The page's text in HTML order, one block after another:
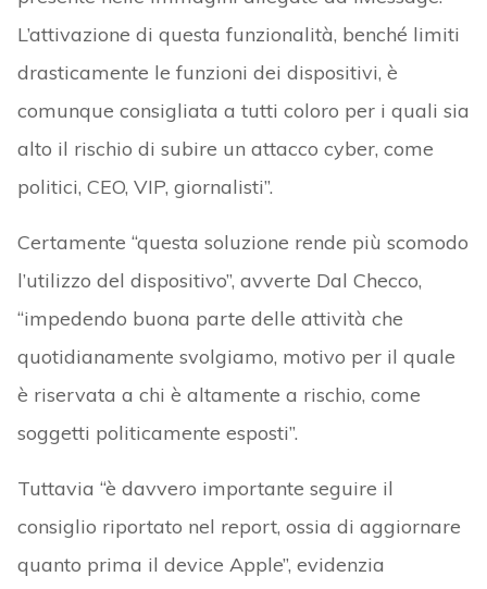
L’attivazione di questa funzionalità, benché limiti
drasticamente le funzioni dei dispositivi, è
comunque consigliata a tutti coloro per i quali sia
alto il rischio di subire un attacco cyber, come
politici, CEO, VIP, giornalisti”.
Certamente “questa soluzione rende più scomodo
l’utilizzo del dispositivo”, avverte Dal Checco,
“impedendo buona parte delle attività che
quotidianamente svolgiamo, motivo per il quale
è riservata a chi è altamente a rischio, come
soggetti politicamente esposti”.
Tuttavia “è davvero importante seguire il
consiglio riportato nel report, ossia di aggiornare
quanto prima il device Apple”, evidenzia